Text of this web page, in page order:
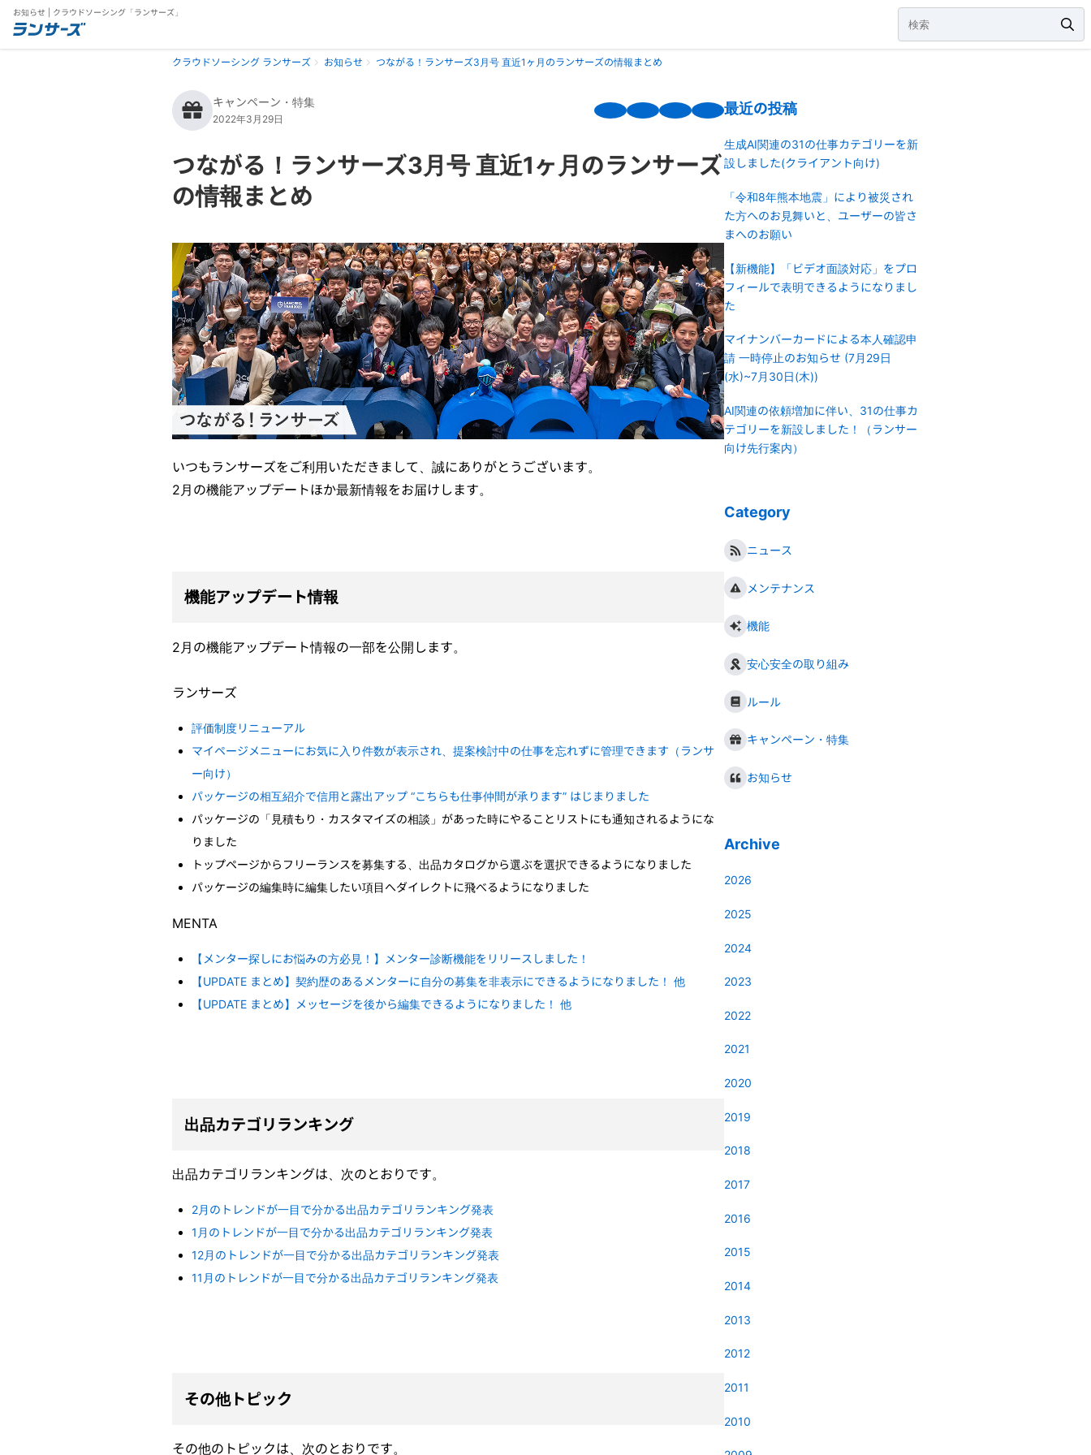
お知らせ | クラウドソーシング「ランサーズ」
クラウドソーシング ランサーズ お知らせ つながる！ランサーズ3月号 直近1ヶ月のランサーズの情報まとめ
キャンペーン・特集
2022年3月29日
つながる！ランサーズ3月号 直近1ヶ月のランサーズ
の情報まとめ
いつもランサーズをご利用いただきまして、誠にありがとうございます。
2月の機能アップデートほか最新情報をお届けします。
機能アップデート情報
2月の機能アップデート情報の一部を公開します。
ランサーズ
評価制度リニューアル
マイページメニューにお気に入り件数が表示され、提案検討中の仕事を忘れずに管理できます（ランサ
ー向け）
パッケージの相互紹介で信用と露出アップ “こちらも仕事仲間が承ります” はじまりました
パッケージの「見積もり・カスタマイズの相談」があった時にやることリストにも通知されるようにな
りました
トップページからフリーランスを募集する、出品カタログから選ぶを選択できるようになりました
パッケージの編集時に編集したい項目へダイレクトに飛べるようになりました
MENTA
【メンター探しにお悩みの方必見！】メンター診断機能をリリースしました！
【UPDATE まとめ】契約歴のあるメンターに自分の募集を非表示にできるようになりました！ 他
【UPDATE まとめ】メッセージを後から編集できるようになりました！ 他
出品カテゴリランキング
出品カテゴリランキングは、次のとおりです。
2月のトレンドが一目で分かる出品カテゴリランキング発表
1月のトレンドが一目で分かる出品カテゴリランキング発表
12月のトレンドが一目で分かる出品カテゴリランキング発表
11月のトレンドが一目で分かる出品カテゴリランキング発表
その他トピック
その他のトピックは、次のとおりです。
最近の投稿
生成AI関連の31の仕事カテゴリーを新
設しました(クライアント向け)
「令和8年熊本地震」により被災され
た方へのお見舞いと、ユーザーの皆さ
まへのお願い
【新機能】「ビデオ面談対応」をプロ
フィールで表明できるようになりまし
た
マイナンバーカードによる本人確認申
請 一時停止のお知らせ (7月29日
(水)~7月30日(木))
AI関連の依頼増加に伴い、31の仕事カ
テゴリーを新設しました！（ランサー
向け先行案内）
Category
ニュース
メンテナンス
機能
安心安全の取り組み
ルール
キャンペーン・特集
お知らせ
Archive
2026
2025
2024
2023
2022
2021
2020
2019
2018
2017
2016
2015
2014
2013
2012
2011
2010